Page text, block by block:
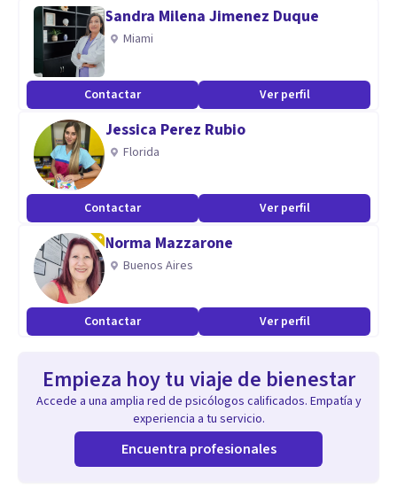
Sandra Milena Jimenez Duque
Miami
Contactar Ver perfil
Jessica Perez Rubio
Florida
Contactar Ver perfil
Norma Mazzarone
Buenos Aires
Contactar Ver perfil
Empieza hoy tu viaje de bienestar
Accede a una amplia red de psicólogos calificados. Empatía y
experiencia a tu servicio.
Encuentra profesionales